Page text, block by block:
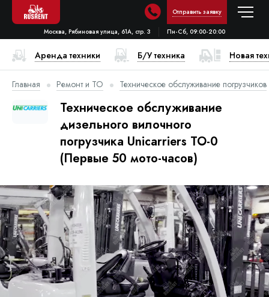
Отправить заявку
Москва, Рябиновая улица, 61А, стр. 3 Пн-Сб, 09:00-20:00
Аренда техники Б/У техника Новая
Главная Ремонт и ТО Техническое обслуживание погрузчиков
Техническое обслуживание
дизельного вилочного
погрузчика Unicarriers ТО-0
(Первые 50 мото-часов)